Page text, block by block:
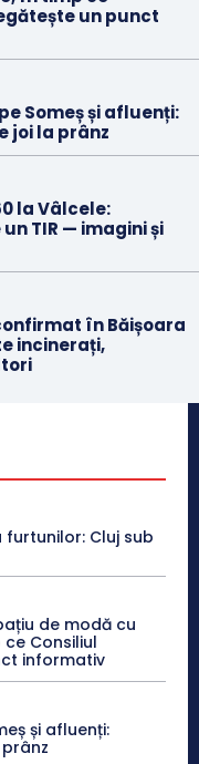
un punct
Someș și afluenți:
joi la prânz
la Vâlcele:
TIR — imagini și
în Băișoara
incinerați,
furtunilor: Cluj sub
de modă cu
ce Consiliul
informativ
și afluenți: